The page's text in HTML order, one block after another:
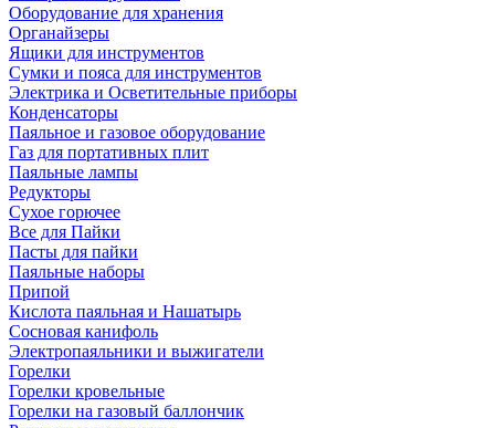
Оборудование для хранения
Органайзеры
Ящики для инструментов
Сумки и пояса для инструментов
Электрика и Осветительные приборы
Конденсаторы
Паяльное и газовое оборудование
Газ для портативных плит
Паяльные лампы
Редукторы
Сухое горючее
Все для Пайки
Пасты для пайки
Паяльные наборы
Припой
Кислота паяльная и Нашатырь
Сосновая канифоль
Электропаяльники и выжигатели
Горелки
Горелки кровельные
Горелки на газовый баллончик